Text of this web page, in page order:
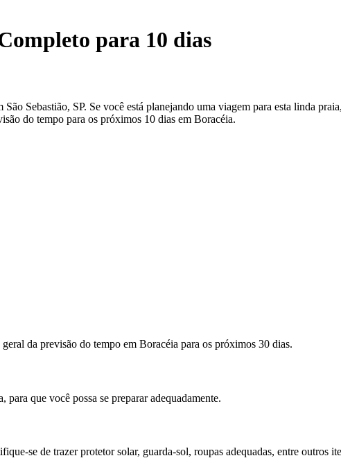
para 10 dias
Sebastião, SP. Se você está planejando uma viagem para esta linda
do tempo para os próximos 10 dias em Boracéia.
da previsão do tempo em Boracéia para os próximos 30 dias.
que você possa se preparar adequadamente.
se de trazer protetor solar, guarda-sol, roupas adequadas, entre outros